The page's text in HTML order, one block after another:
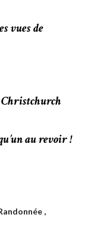
vues de
Christchurch
au revoir !